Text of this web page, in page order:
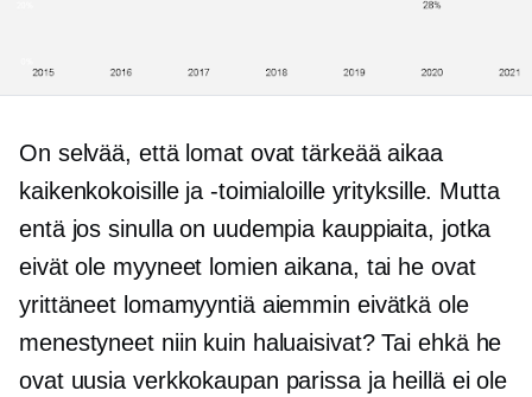
On selvää, että lomat ovat tärkeää aikaa
kaikenkokoisille ja -toimialoille yrityksille. Mutta
entä jos sinulla on uudempia kauppiaita, jotka
eivät ole myyneet lomien aikana, tai he ovat
yrittäneet lomamyyntiä aiemmin eivätkä ole
menestyneet niin kuin haluaisivat? Tai ehkä he
ovat uusia verkkokaupan parissa ja heillä ei ole